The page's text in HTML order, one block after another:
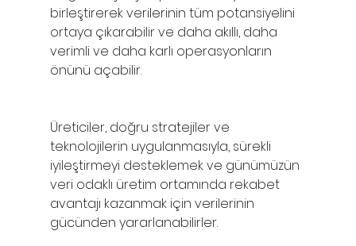
birleştirerek verilerinin tüm potansiyelini
ortaya çıkarabilir ve daha akıllı, daha
verimli ve daha karlı operasyonların
önünü açabilir.
Üreticiler, doğru stratejiler ve
teknolojilerin uygulanmasıyla, sürekli
iyileştirmeyi desteklemek ve günümüzün
veri odaklı üretim ortamında rekabet
avantajı kazanmak için verilerinin
gücünden yararlanabilirler.